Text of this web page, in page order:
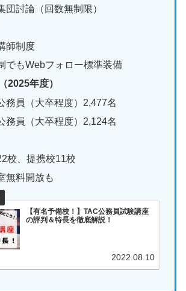
団討論（回数無制限）
師制度
でもWebフォロー標準装備
2025年度）
務員（大卒程度）2,477名
務員（大卒程度）2,124名
校、提携校11校
無料開放も
【有名予備校！】TAC公務員試験講座
の評判＆特長を徹底解説！
2022.08.10